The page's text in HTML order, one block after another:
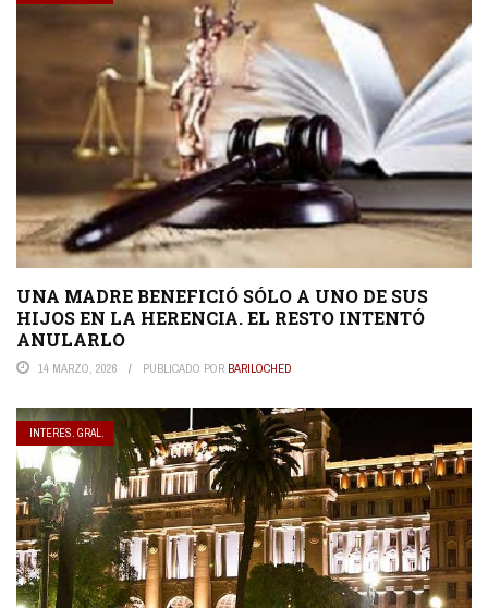
UNA MADRE BENEFICIÓ SÓLO A UNO DE SUS
HIJOS EN LA HERENCIA. EL RESTO INTENTÓ
ANULARLO
14 MARZO, 2026 PUBLICADO POR BARILOCHED
INTERES. GRAL.